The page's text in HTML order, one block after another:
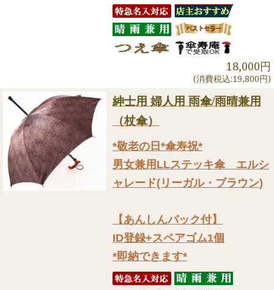
18,000円
(消費税込:19,800円)
紳士用 婦人用 雨傘/雨晴兼用
（杖傘）
*敬老の日*傘寿祝*
男女兼用LLステッキ傘 エルシ
ャレード(リーガル・ブラウン)
【あんしんパック付】
ID登録+スペアゴム1個
*即納できます*